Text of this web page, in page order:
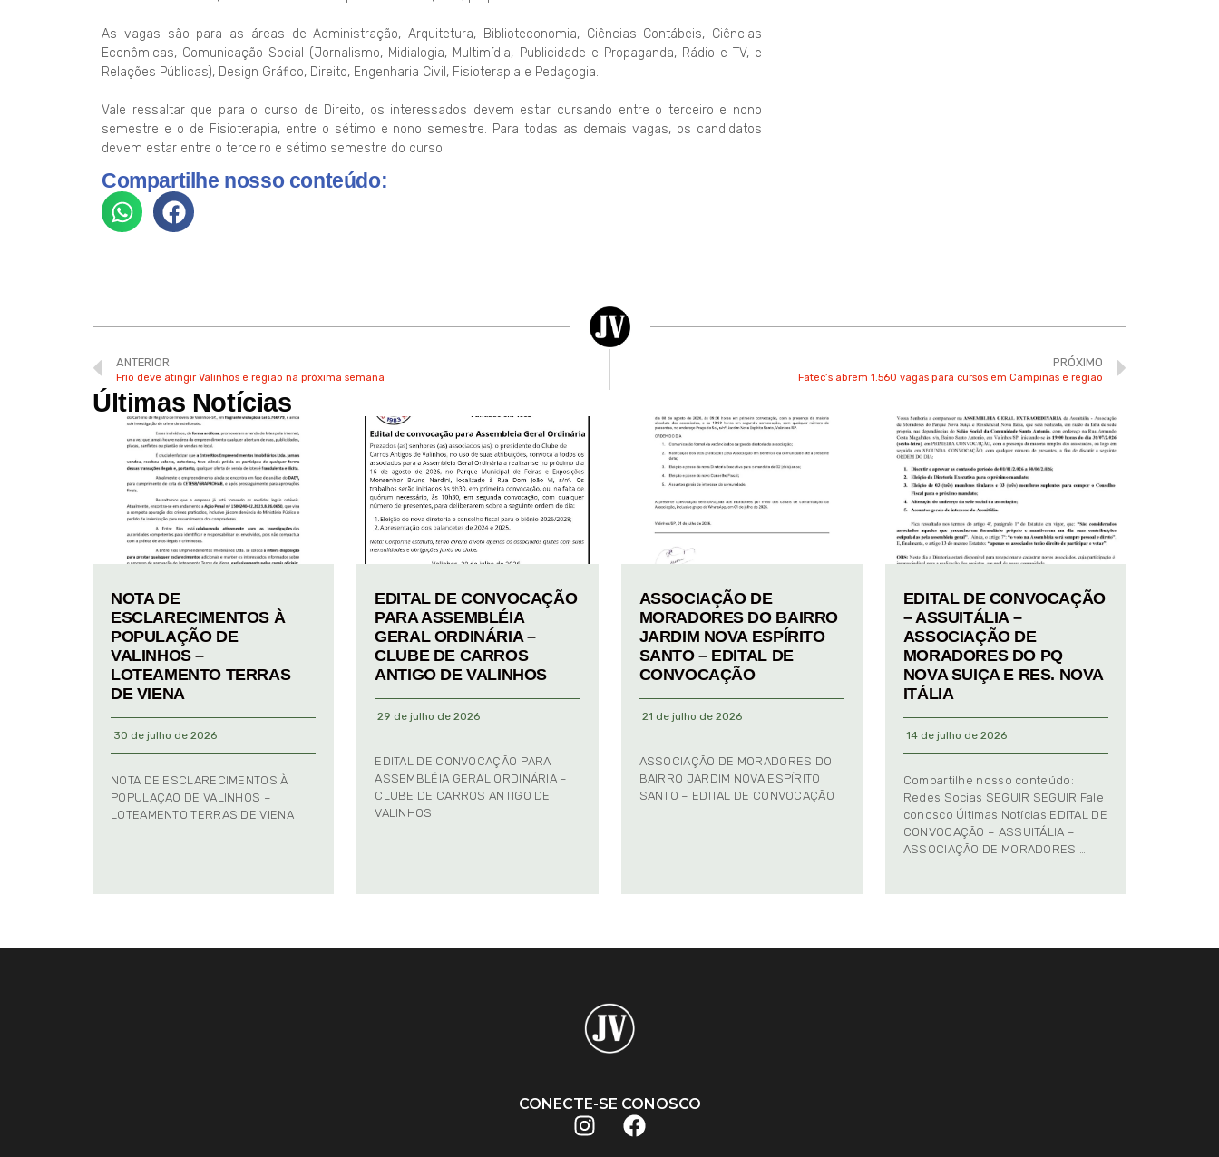
As vagas são para as áreas de Administração, Arquitetura, Biblioteconomia, Ciências Contábeis, Ciências
Econômicas, Comunicação Social (Jornalismo, Midialogia, Multimídia, Publicidade e Propaganda, Rádio e TV, e
Relações Públicas), Design Gráfico, Direito, Engenharia Civil, Fisioterapia e Pedagogia.
Vale ressaltar que para o curso de Direito, os interessados devem estar cursando entre o terceiro e nono
semestre e o de Fisioterapia, entre o sétimo e nono semestre. Para todas as demais vagas, os candidatos
devem estar entre o terceiro e sétimo semestre do curso.
Compartilhe nosso conteúdo:
ANTERIOR
Frio deve atingir Valinhos e região na próxima semana
PRÓXIMO
Fatec’s abrem 1.560 vagas para cursos em Campinas e região
Últimas Notícias
NOTA DE
ESCLARECIMENTOS À
POPULAÇÃO DE
VALINHOS –
LOTEAMENTO TERRAS
DE VIENA
30 de julho de 2026
NOTA DE ESCLARECIMENTOS À
POPULAÇÃO DE VALINHOS –
LOTEAMENTO TERRAS DE VIENA
EDITAL DE CONVOCAÇÃO
PARA ASSEMBLÉIA
GERAL ORDINÁRIA –
CLUBE DE CARROS
ANTIGO DE VALINHOS
29 de julho de 2026
EDITAL DE CONVOCAÇÃO PARA
ASSEMBLÉIA GERAL ORDINÁRIA –
CLUBE DE CARROS ANTIGO DE
VALINHOS
ASSOCIAÇÃO DE
MORADORES DO BAIRRO
JARDIM NOVA ESPÍRITO
SANTO – EDITAL DE
CONVOCAÇÃO
21 de julho de 2026
ASSOCIAÇÃO DE MORADORES DO
BAIRRO JARDIM NOVA ESPÍRITO
SANTO – EDITAL DE CONVOCAÇÃO
EDITAL DE CONVOCAÇÃO
– ASSUITÁLIA –
ASSOCIAÇÃO DE
MORADORES DO PQ
NOVA SUIÇA E RES. NOVA
ITÁLIA
14 de julho de 2026
Compartilhe nosso conteúdo:
Redes Socias SEGUIR SEGUIR Fale
conosco Últimas Notícias EDITAL DE
CONVOCAÇÃO – ASSUITÁLIA –
ASSOCIAÇÃO DE MORADORES …
CONECTE-SE CONOSCO